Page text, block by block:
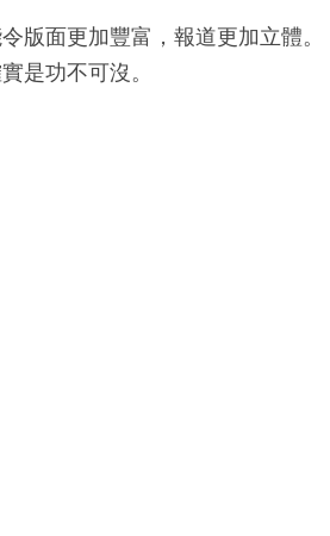
版面更加豐富，報道更加立體。
是功不可沒。